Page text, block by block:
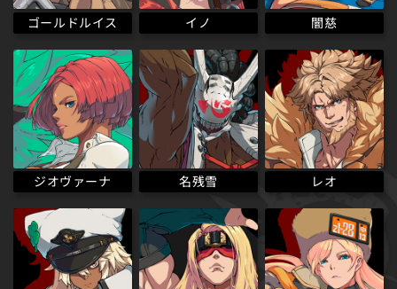
ゴールドルイス イノ 闇慈
ジオヴァーナ 名残雪 レオ